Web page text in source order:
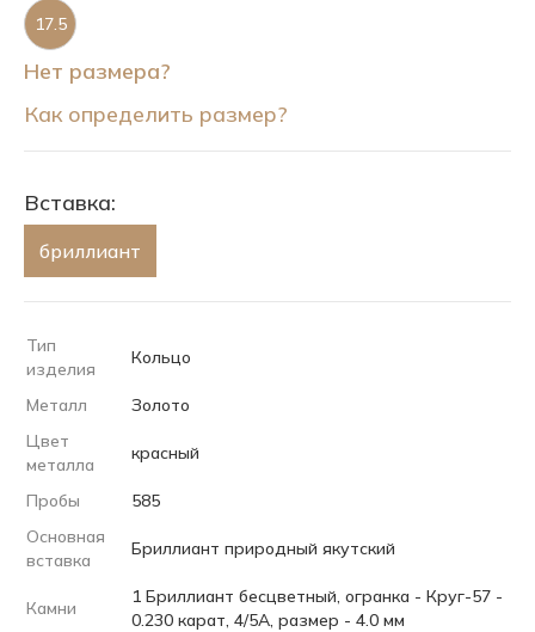
17.5
Нет размера?
Как определить размер?
Вставка:
бриллиант
Тип
изделия
Кольцо
Металл
Золото
Цвет
металла
красный
Пробы
585
Основная
вставка
Бриллиант природный якутский
Камни
1 Бриллиант бесцветный, огранка - Круг-57 -
0.230 карат, 4/5А, размер - 4.0 мм